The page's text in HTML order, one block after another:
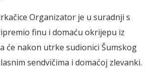
Organizator je u suradnji s
finu i domaću okrijepu iz
će nakon utrke sudionici Šumskog
sendvičima i domaćoj zlevanki.